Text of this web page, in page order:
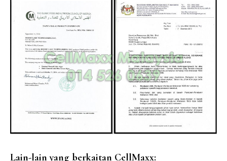
Lain-lain yang berkaitan CellMaxx: